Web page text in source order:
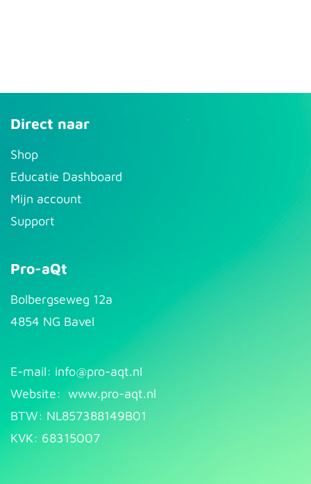
Direct naar
S​hop
Educatie Dashboard
Mijn account
Support
Pro-aQt
Bolbergseweg 12a
4854 NG Bavel
E-mail: info@pr​o-aqt.nl
Website: www.pro-aqt.nl
BTW: NL857388149B01
KVK: 68315007